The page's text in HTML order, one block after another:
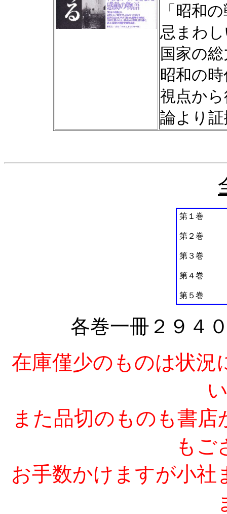
「昭和
忌まわ
国家の
昭和の
視点か
論より
第１巻 満
第２巻 大
第３巻 大
第４巻 大
第５巻 す
各巻一冊２９４
在庫僅少のものは状況
また品切のものも書
もご
お手数かけますが小